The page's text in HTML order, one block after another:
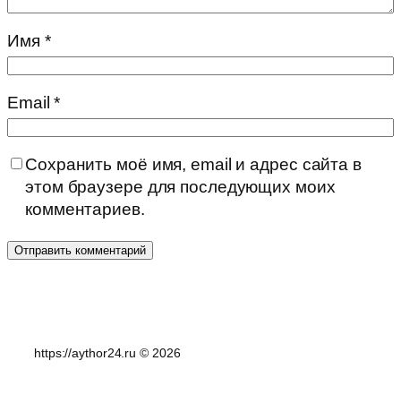
Имя *
Email*
Сохранить моё имя, email и адрес сайта в
этом браузере для последующих моих
комментариев.
https://aythor24.ru © 2026